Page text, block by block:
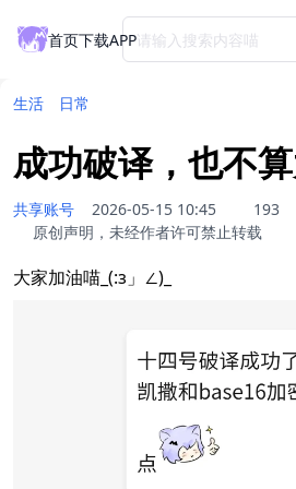
首页下载APP请输入搜索内容喵
生活 日常
成功破译，也不
共享账号 2026-05-15 10:45 193
原创声明，未经作者许可禁止转载
大家加油喵_(:з」∠)_